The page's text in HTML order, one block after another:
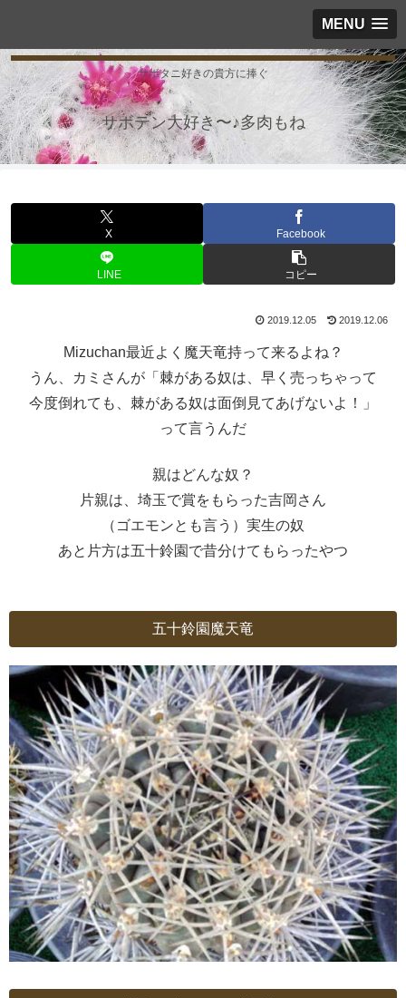
MENU
サボタニ好きの貴方に捧ぐ
サボテン大好き〜♪多肉もね
X Facebook
LINE コピー
2019.12.05 2019.12.06
Mizuchan最近よく魔天竜持って来るよね？
うん、カミさんが「棘がある奴は、早く売っちゃって
今度倒れても、棘がある奴は面倒見てあげないよ！」
って言うんだ
親はどんな奴？
片親は、埼玉で賞をもらった吉岡さん
（ゴエモンとも言う）実生の奴
あと片方は五十鈴園で昔分けてもらったやつ
五十鈴園魔天竜